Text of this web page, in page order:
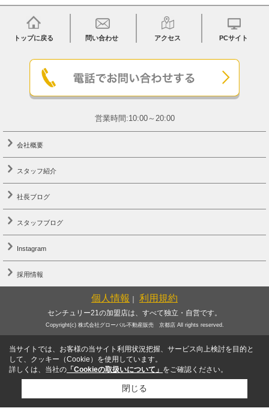
トップに戻る 問い合わせ アクセス PCサイト
営業時間:10:00～20:00
会社概要
スタッフ紹介
社長ブログ
スタッフブログ
Instagram
採用情報
個人情報 利用規約
センチュリー21の加盟店は、すべて独立・自営です。
Copyright(c) 株式会社グローバル不動産販売 京都店 All rights reserved.
当サイトでは、お客様の当サイト利用状況把握、サービス向上検討を目的と
して、クッキー（Cookie）を使用しています。
詳しくは、当社の 「Cookieの取扱いについて」 をご確認ください。
閉じる